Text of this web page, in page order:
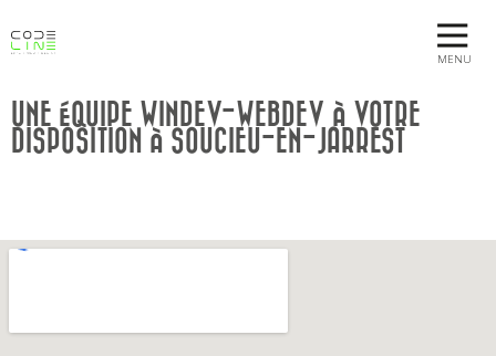
MENU
UNE ÉQUIPE WINDEV-WEBDEV À VOTRE
DISPOSITION À SOUCIEU-EN-JARREST